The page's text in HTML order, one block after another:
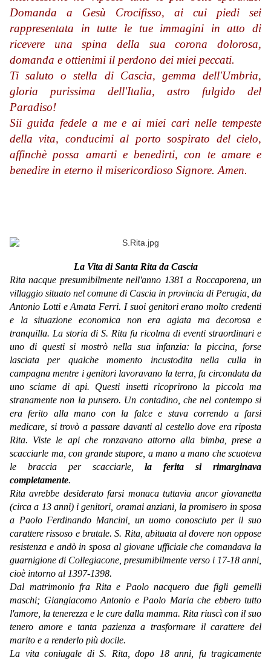
Domanda a Gesù Crocifisso, ai cui piedi sei
rappresentata in tutte le tue immagini in atto di
ricevere una spina della sua corona dolorosa,
domanda e ottienimi il perdono dei miei peccati.
Ti saluto o stella di Cascia, gemma dell'Umbria,
gloria purissima dell'Italia, astro fulgido del
Paradiso!
Sii guida fedele a me e ai miei cari nelle tempeste
della vita, conducimi al porto sospirato del cielo,
affinchè possa amarti e benedirti, con te amare e
benedire in eterno il misericordioso Signore. Amen.
La Vita di Santa Rita da Cascia
Rita nacque presumibilmente nell'anno 1381 a Roccaporena, un
villaggio situato nel comune di Cascia in provincia di Perugia, da
Antonio Lotti e Amata Ferri. I suoi genitori erano molto credenti
e la situazione economica non era agiata ma decorosa e
tranquilla. La storia di S. Rita fu ricolma di eventi straordinari e
uno di questi si mostrò nella sua infanzia: la piccina, forse
lasciata per qualche momento incustodita nella culla in
campagna mentre i genitori lavoravano la terra, fu circondata da
uno sciame di api. Questi insetti ricoprirono la piccola ma
stranamente non la punsero. Un contadino, che nel contempo si
era ferito alla mano con la falce e stava correndo a farsi
medicare, si trovò a passare davanti al cestello dove era riposta
Rita. Viste le api che ronzavano attorno alla bimba, prese a
scacciarle ma, con grande stupore, a mano a mano che scuoteva
le braccia per scacciarle,la ferita si rimarginava
completamente.
Rita avrebbe desiderato farsi monaca tuttavia ancor giovanetta
(circa a 13 anni) i genitori, oramai anziani, la promisero in sposa
a Paolo Ferdinando Mancini, un uomo conosciuto per il suo
carattere rissoso e brutale. S. Rita, abituata al dovere non oppose
resistenza e andò in sposa al giovane ufficiale che comandava la
guarnigione di Collegiacone, presumibilmente verso i 17-18 anni,
cioè intorno al 1397-1398.
Dal matrimonio fra Rita e Paolo nacquero due figli gemelli
maschi; Giangiacomo Antonio e Paolo Maria che ebbero tutto
l'amore, la tenerezza e le cure dalla mamma. Rita riuscì con il suo
tenero amore e tanta pazienza a trasformare il carattere del
marito e a renderlo più docile.
La vita coniugale di S. Rita, dopo 18 anni, fu tragicamente